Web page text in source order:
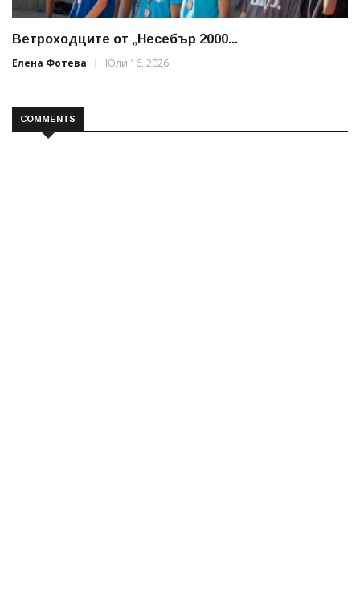
Ветроходците от „Несебър 2000...
Елена Фотева
Юли 16, 2026
COMMENTS